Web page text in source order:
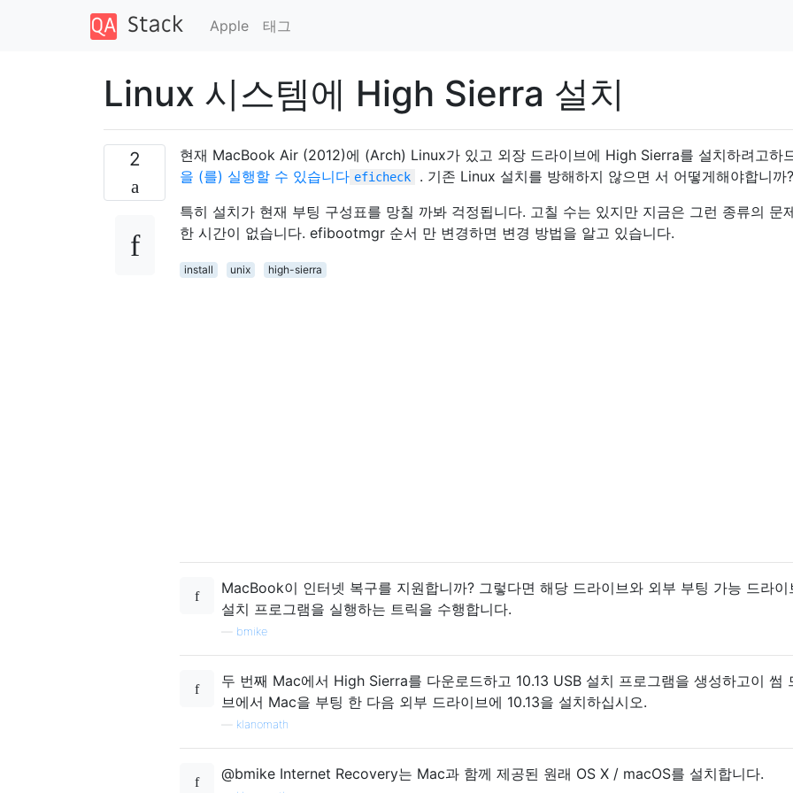
Apple 태그
Linux 시스템에 High Sierra 설치
2 현재 MacBook Air (2012)에 (Arch) Linux가 있고 외장 드라이브에 High Sierra를 설치하려고하
을 (를) 실행할 수 있습니다 eficheck
. 기존 Linux 설치를 방해하지 않으면 서 어떻게해야합니까?
특히 설치가 현재 부팅 구성표를 망칠 까봐 걱정됩니다. 고칠 수는 있지만 지금은 그런 종류의 문
한 시간이 없습니다. efibootmgr 순서 만 변경하면 변경 방법을 알고 있습니다.
install unix high-sierra
MacBook이 인터넷 복구를 지원합니까? 그렇다면 해당 드라이브와 외부 부팅 가능 드라이
설치 프로그램을 실행하는 트릭을 수행합니다.
bmike
두 번째 Mac에서 High Sierra를 다운로드하고 10.13 USB 설치 프로그램을 생성하고이 썸
브에서 Mac을 부팅 한 다음 외부 드라이브에 10.13을 설치하십시오.
klanomath
@bmike Internet Recovery는 Mac과 함께 제공된 원래 OS X / macOS를 설치합니다.